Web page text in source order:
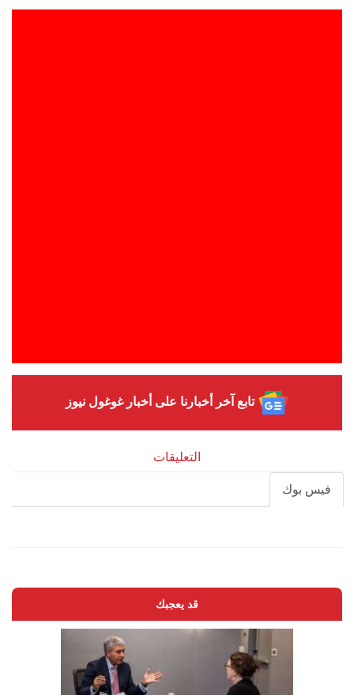
تابع آخر أخبارنا على أخبار غوغول نيوز
التعليقات
فيس بوك
قد يعجبك